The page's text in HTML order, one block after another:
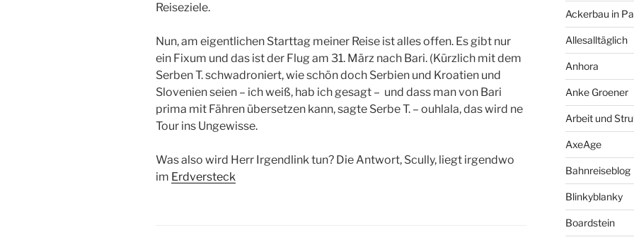
Reiseziele.
Nun, am eigentlichen Starttag meiner Reise ist alles offen. Es gibt nur
ein Fixum und das ist der Flug am 31. März nach Bari. (Kürzlich mit dem
Serben T. schwadroniert, wie schön doch Serbien und Kroatien und
Slovenien seien – ich weiß, hab ich gesagt – und dass man von Bari
prima mit Fähren übersetzen kann, sagte Serbe T. – ouhlala, das wird ne
Tour ins Ungewisse.
Was also wird Herr Irgendlink tun? Die Antwort, Scully, liegt irgendwo
im Erdversteck
Ackerbau in
Allesalltäglich
Anhora
Anke Groener
Arbeit und
AxeAge
Bahnreiseblog
Blinkyblanky
Boardstein